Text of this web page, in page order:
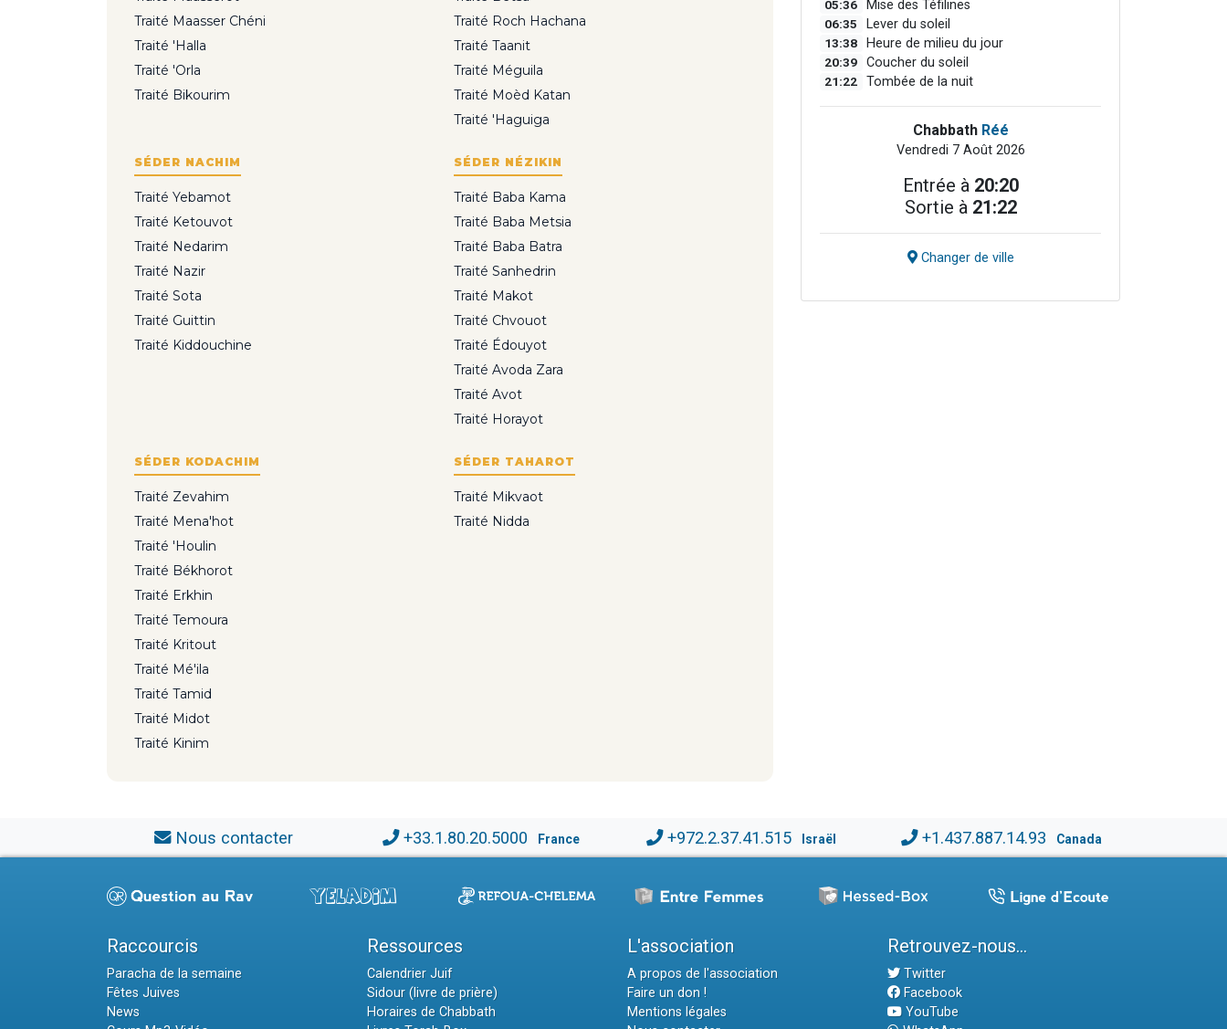
Traité Maasser Chéni
Traité 'Halla
Traité 'Orla
Traité Bikourim
Traité Roch Hachana
Traité Taanit
Traité Méguila
Traité Moèd Katan
Traité 'Haguiga
SÉDER NACHIM
Traité Yebamot
Traité Ketouvot
Traité Nedarim
Traité Nazir
Traité Sota
Traité Guittin
Traité Kiddouchine
SÉDER NÉZIKIN
Traité Baba Kama
Traité Baba Metsia
Traité Baba Batra
Traité Sanhedrin
Traité Makot
Traité Chvouot
Traité Édouyot
Traité Avoda Zara
Traité Avot
Traité Horayot
SÉDER KODACHIM
Traité Zevahim
Traité Mena'hot
Traité 'Houlin
Traité Békhorot
Traité Erkhin
Traité Temoura
Traité Kritout
Traité Mé'ila
Traité Tamid
Traité Midot
Traité Kinim
SÉDER TAHAROT
Traité Mikvaot
Traité Nidda
05:36 Mise des Téfilines
06:35 Lever du soleil
13:38 Heure de milieu du jour
20:39 Coucher du soleil
21:22 Tombée de la nuit
Chabbath Réé
Vendredi 7 Août 2026
Entrée à 20:20
Sortie à 21:22
Changer de ville
Nous contacter +33.1.80.20.5000 France +972.2.37.41.515 Israël +1.437.887.14.93 Canada
Raccourcis
Paracha de la semaine
Fêtes Juives
News
Ressources
Calendrier Juif
Sidour (livre de prière)
Horaires de Chabbath
L'association
A propos de l'association
Faire un don !
Mentions légales
Retrouvez-nous...
Twitter
Facebook
YouTube